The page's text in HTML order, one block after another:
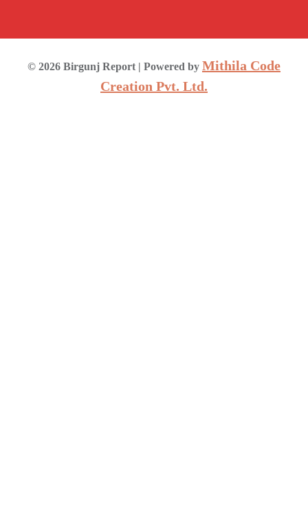
© 2026 Birgunj Report | Powered by Mithila Code
Creation Pvt. Ltd.